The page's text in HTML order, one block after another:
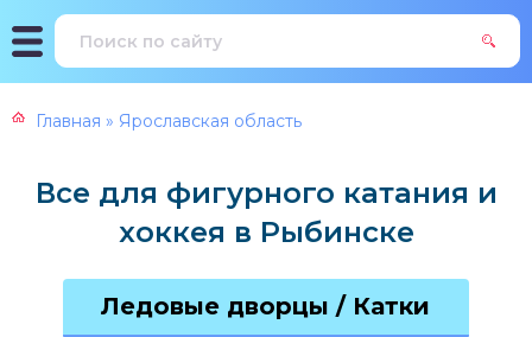
Главная » Ярославская область
Все для фигурного катания и
хоккея в Рыбинске
Ледовые дворцы / Катки